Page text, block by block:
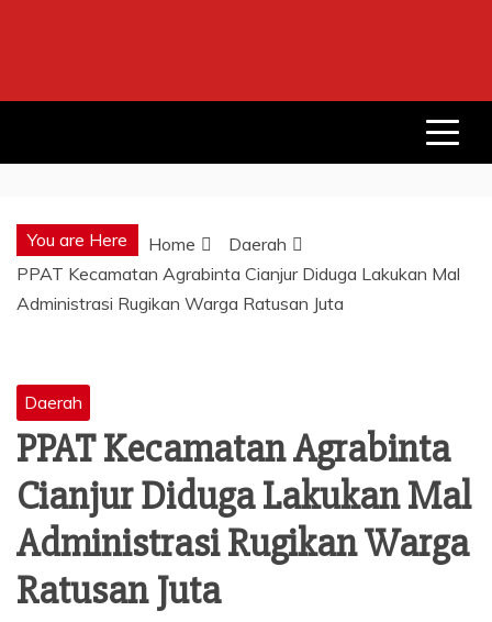
You are Here Home
Daerah
PPAT Kecamatan Agrabinta Cianjur Diduga Lakukan Mal
Administrasi Rugikan Warga Ratusan Juta
Daerah
PPAT Kecamatan Agrabinta
Cianjur Diduga Lakukan Mal
Administrasi Rugikan Warga
Ratusan Juta